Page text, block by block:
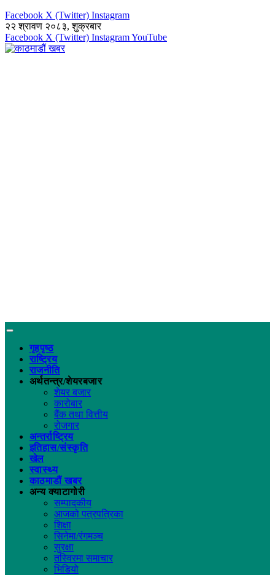
Facebook X (Twitter) Instagram
२२ श्रावण २०८३, शुक्रबार
Facebook X (Twitter) InstagramYouTube
गृहपृष्ठ
राष्ट्रिय
राजनीति
अर्थतन्त्र/शेयरबजार
शेयर बजार
कारोबार
बैंक तथा वित्तीय
रोजगार
अन्तर्राष्ट्रिय
इतिहास/संस्कृति
खेल
स्वास्थ्य
काठमाडौं खबर
अन्य क्याटागोरी
सम्पादकीय
आजको पत्रपत्रिका
शिक्षा
सिनेमा/रंगमञ्च
सुरक्षा
तस्विरमा समाचार
भिडियो